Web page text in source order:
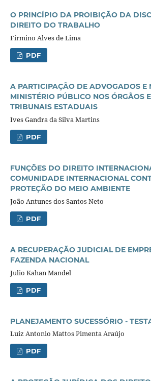
O PRINCÍPIO DA PROIBIÇÃO DA
DIREITO DO TRABALHO
Firmino Alves de Lima
PDF
A PARTICIPAÇÃO DE ADVOGADOS E
MINISTÉRIO PÚBLICO NOS ÓRGÃOS
TRIBUNAIS ESTADUAIS
Ives Gandra da Silva Martins
PDF
FUNÇÕES DO DIREITO
COMUNIDADE INTERNACIONAL
PROTEÇÃO DO MEIO AMBIENTE
João Antunes dos Santos Neto
PDF
A RECUPERAÇÃO JUDICIAL DE
FAZENDA NACIONAL
Julio Kahan Mandel
PDF
PLANEJAMENTO SUCESSÓRIO -
Luiz Antonio Mattos Pimenta Araújo
PDF